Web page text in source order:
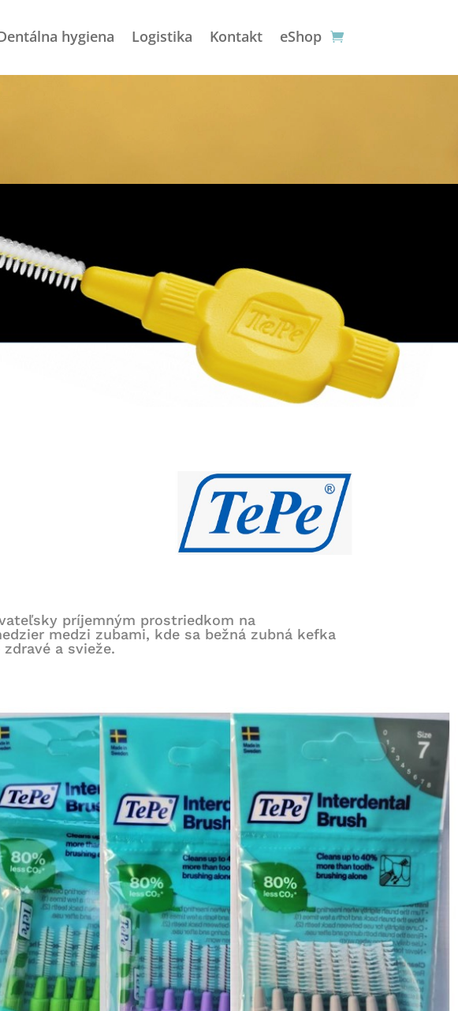
hygiena Logistika Kontakt eShop
príjemným prostriedkom na
medzi zubami, kde sa bežná zubná kefka
a svieže.